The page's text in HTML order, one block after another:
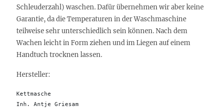
Schleuderzahl) waschen. Dafür übernehmen wir aber keine
Garantie, da die Temperaturen in der Waschmaschine
teilweise sehr unterschiedlich sein können. Nach dem
Wachen leicht in Form ziehen und im Liegen auf einem
Handtuch trocknen lassen.
Hersteller:
Kettmasche
Inh. Antje Griesam